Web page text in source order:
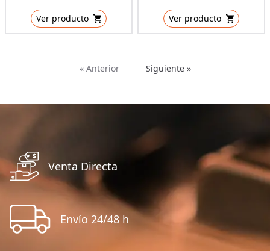
Ver producto Ver producto
« Anterior Siguiente »
Venta Directa
Envío 24/48 h